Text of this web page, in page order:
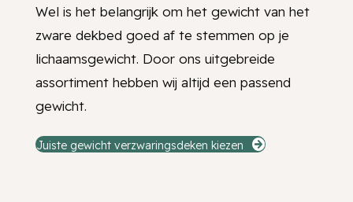
Wel is het belangrijk om het gewicht van het
zware dekbed goed af te stemmen op je
lichaamsgewicht. Door ons uitgebreide
assortiment hebben wij altijd een passend
gewicht.
Juiste gewicht verzwaringsdeken kiezen